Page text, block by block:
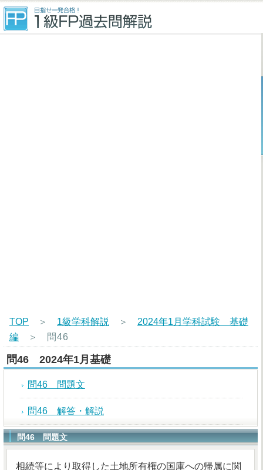
TOP ＞ 1級学科解説 ＞ 2024年1月学科試験 基礎
編 ＞ 問46
問46 2024年1月基礎
問46 問題文
問46 解答・解説
問46 問題文
相続等により取得した土地所有権の国庫への帰属に関